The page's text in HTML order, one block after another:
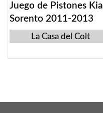
Juego de Pistones Kia
Sorento 2011-2013
La Casa del Colt